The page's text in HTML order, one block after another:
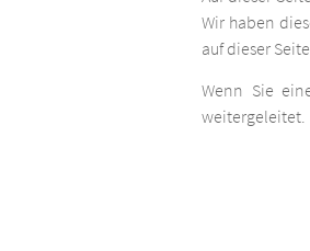
Wir haben
auf dieser
Wenn Sie
weitergeleitet.